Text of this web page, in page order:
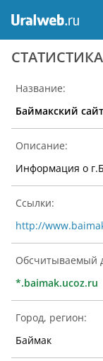
Название:
Баймакский сайт
Описание:
Информация о
Ссылки:
http://
Обсчитываемый
*.baimak.ucoz.ru
Город, регион:
Баймак